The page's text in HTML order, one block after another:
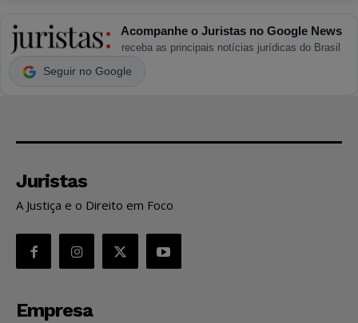
Acompanhe o Juristas no Google News
receba as principais notícias jurídicas do Brasil
Seguir no Google
Juristas
A Justiça e o Direito em Foco
Empresa